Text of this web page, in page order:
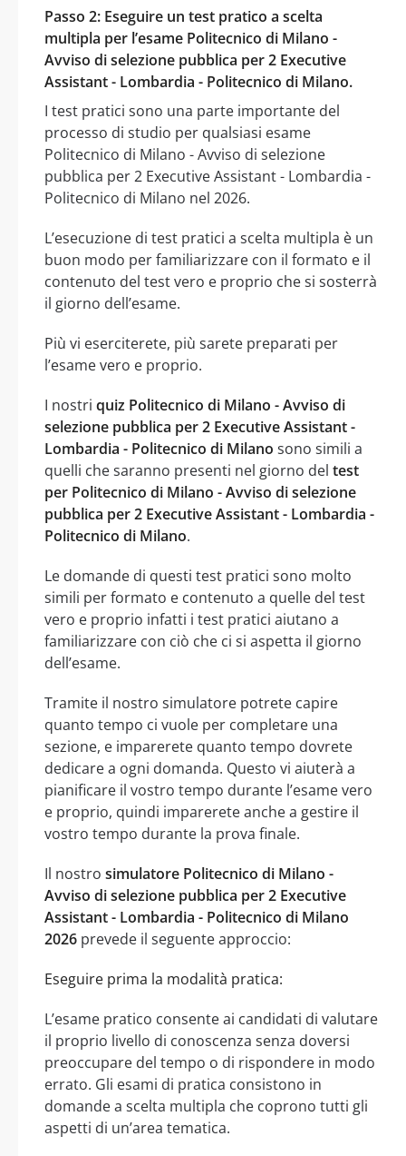
Passo 2: Eseguire un test pratico a scelta
multipla per l’esame Politecnico di Milano -
Avviso di selezione pubblica per 2 Executive
Assistant - Lombardia - Politecnico di Milano.
I test pratici sono una parte importante del
processo di studio per qualsiasi esame
Politecnico di Milano - Avviso di selezione
pubblica per 2 Executive Assistant - Lombardia -
Politecnico di Milano nel 2026.
L’esecuzione di test pratici a scelta multipla è un
buon modo per familiarizzare con il formato e il
contenuto del test vero e proprio che si sosterrà
il giorno dell’esame.
Più vi eserciterete, più sarete preparati per
l’esame vero e proprio.
I nostri quiz Politecnico di Milano - Avviso di
selezione pubblica per 2 Executive Assistant -
Lombardia - Politecnico di Milano sono simili a
quelli che saranno presenti nel giorno del test
per Politecnico di Milano - Avviso di selezione
pubblica per 2 Executive Assistant - Lombardia -
Politecnico di Milano.
Le domande di questi test pratici sono molto
simili per formato e contenuto a quelle del test
vero e proprio infatti i test pratici aiutano a
familiarizzare con ciò che ci si aspetta il giorno
dell’esame.
Tramite il nostro simulatore potrete capire
quanto tempo ci vuole per completare una
sezione, e imparerete quanto tempo dovrete
dedicare a ogni domanda. Questo vi aiuterà a
pianificare il vostro tempo durante l’esame vero
e proprio, quindi imparerete anche a gestire il
vostro tempo durante la prova finale.
Il nostro simulatore Politecnico di Milano -
Avviso di selezione pubblica per 2 Executive
Assistant - Lombardia - Politecnico di Milano
2026 prevede il seguente approccio:
Eseguire prima la modalità pratica:
L’esame pratico consente ai candidati di valutare
il proprio livello di conoscenza senza doversi
preoccupare del tempo o di rispondere in modo
errato. Gli esami di pratica consistono in
domande a scelta multipla che coprono tutti gli
aspetti di un’area tematica.